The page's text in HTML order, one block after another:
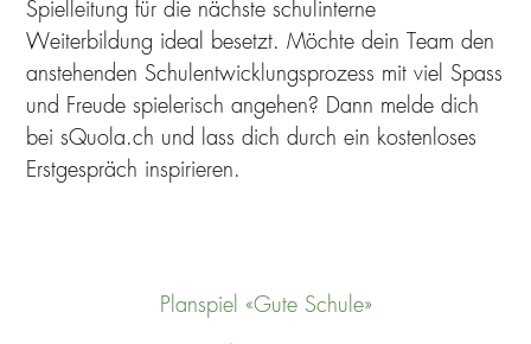
Spielleitung für die nächste schulinterne
Weiterbildung ideal besetzt. Möchte dein Team den
anstehenden Schulentwicklungsprozess mit viel Spass
und Freude spielerisch angehen? Dann melde dich
bei sQuola.ch und lass dich durch ein kostenloses
Erstgespräch inspirieren.
Planspiel «Gute Schule»